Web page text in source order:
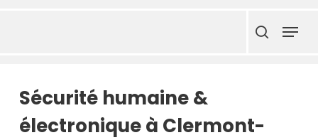
search
Menu
Sécurité humaine &
électronique à Clermont-